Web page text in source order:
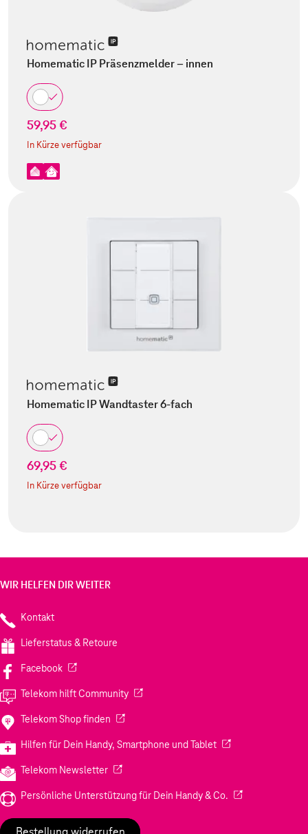
Homematic IP Präsenzmelder – innen
59,95 €
In Kürze verfügbar
Homematic IP Wandtaster 6-fach
69,95 €
In Kürze verfügbar
WIR HELFEN DIR WEITER
Kontakt
Lieferstatus & Retoure
Facebook(Wird in einem neuen Tab geöffnet)
Telekom hilft Community(Wird in einem neuen Tab geöffnet)
Telekom Shop finden (Wird in einem neuen Tab geöffnet)
Hilfen für Dein Handy, Smartphone und Tablet(Wird in einem
Telekom Newsletter(Wird in einem neuen Tab geöffnet)
Persönliche Unterstützung für Dein Handy & Co. (Wird in einem